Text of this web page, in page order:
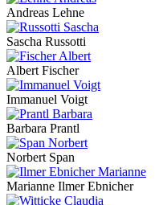
Andreas Lehne
Sascha Russotti
Albert Fischer
Immanuel Voigt
Barbara Prantl
Norbert Span
Marianne Ilmer Ebnicher